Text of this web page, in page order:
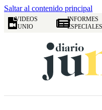
Saltar al contenido principal
VIDEOS
JUNIO
INFORMES
ESPECIALES